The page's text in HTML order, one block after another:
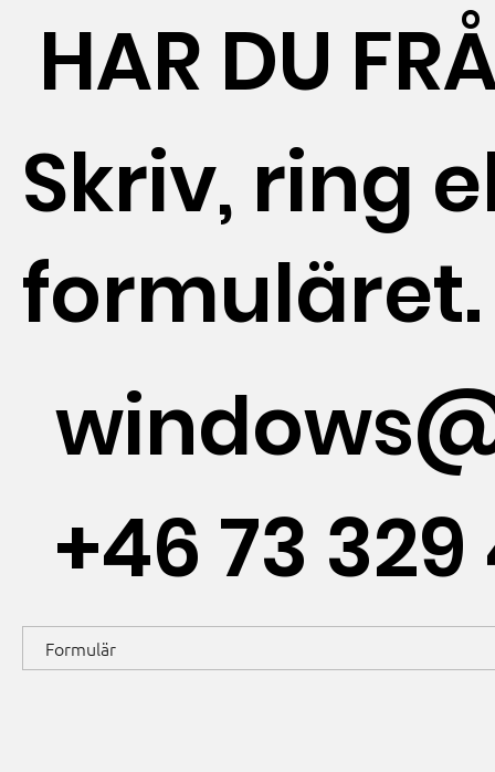
HAR DU
Skriv, ring
formuläret.
+46 73 329
Formulär